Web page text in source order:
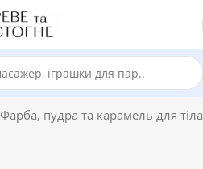
Фарба, пудра та карамель для тіла